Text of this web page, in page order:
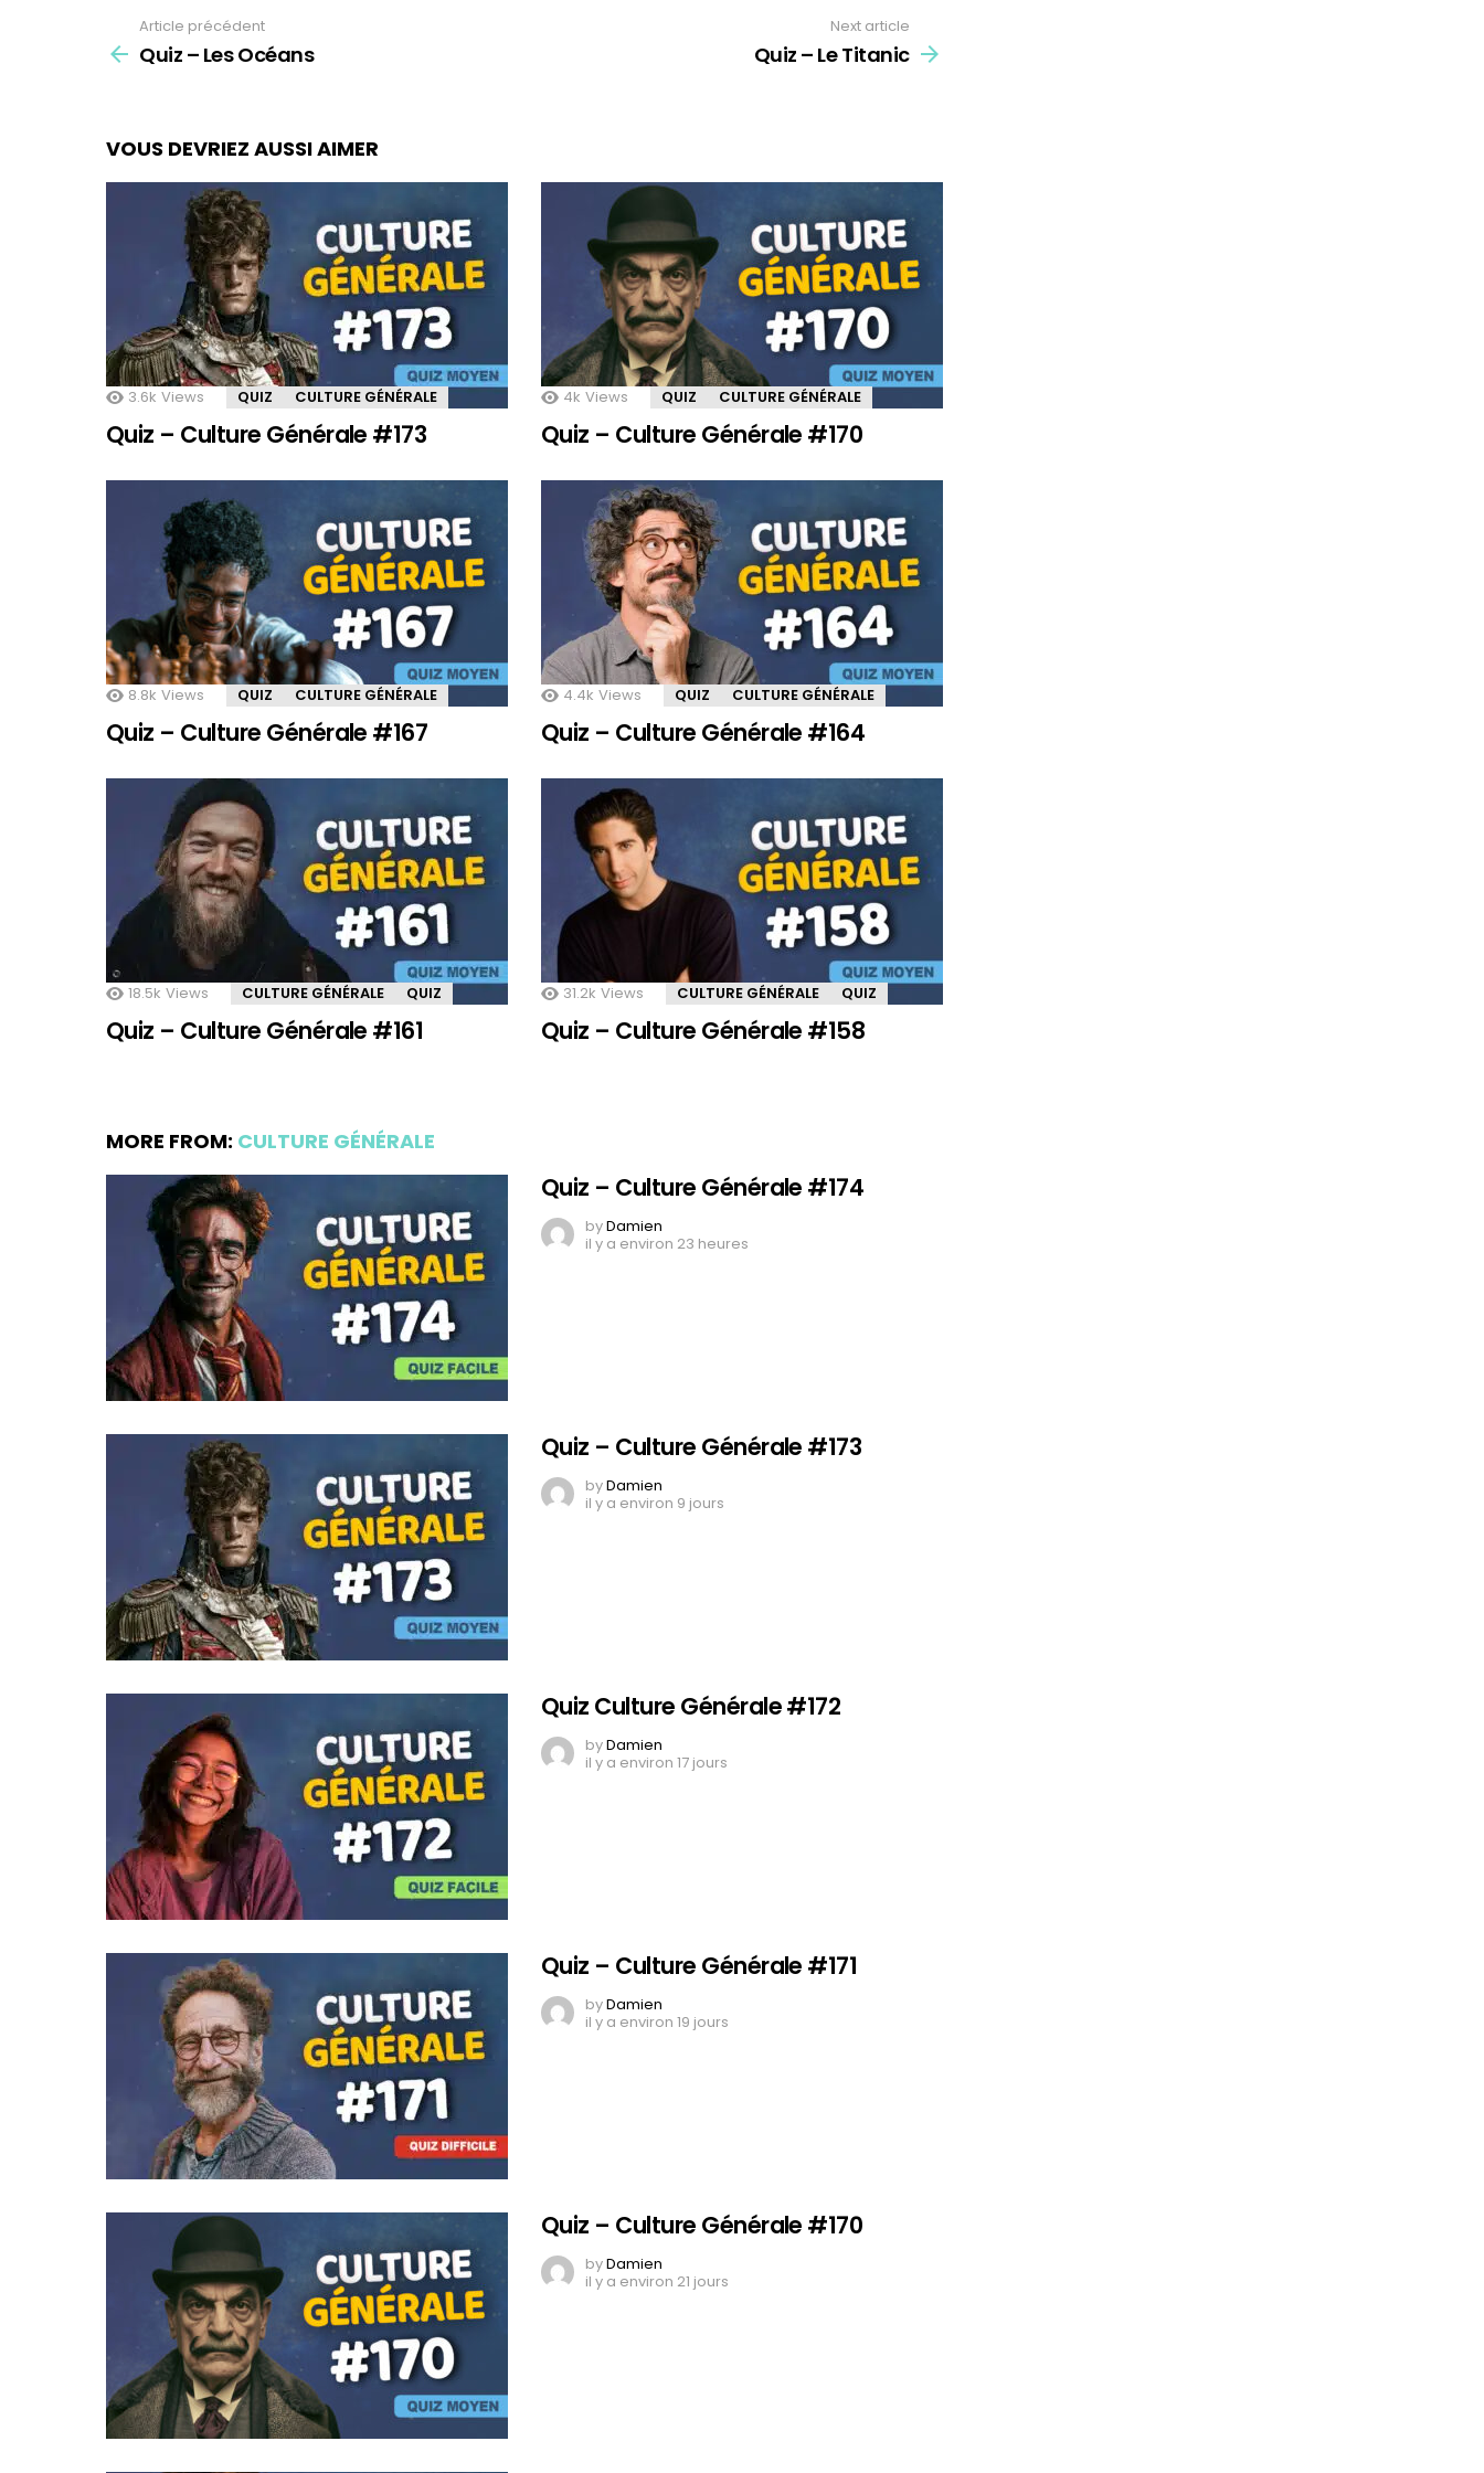
more
Article précédent
Quiz – Les Océans
Next article
Quiz – Le Titanic
VOUS DEVRIEZ AUSSI AIMER
3.6k Views QUIZ CULTURE GÉNÉRALE
Quiz – Culture Générale #173
4k Views QUIZ CULTURE GÉNÉRALE
Quiz – Culture Générale #170
8.8k Views QUIZ CULTURE GÉNÉRALE
Quiz – Culture Générale #167
4.4k Views QUIZ CULTURE GÉNÉRALE
Quiz – Culture Générale #164
18.5k Views CULTURE GÉNÉRALE QUIZ
Quiz – Culture Générale #161
31.2k Views CULTURE GÉNÉRALE QUIZ
Quiz – Culture Générale #158
MORE FROM: CULTURE GÉNÉRALE
Quiz – Culture Générale #174
byDamien
il y a environ 23 heures
Quiz – Culture Générale #173
byDamien
il y a environ 9 jours
Quiz Culture Générale #172
byDamien
il y a environ 17 jours
Quiz – Culture Générale #171
byDamien
il y a environ 19 jours
Quiz – Culture Générale #170
byDamien
il y a environ 21 jours